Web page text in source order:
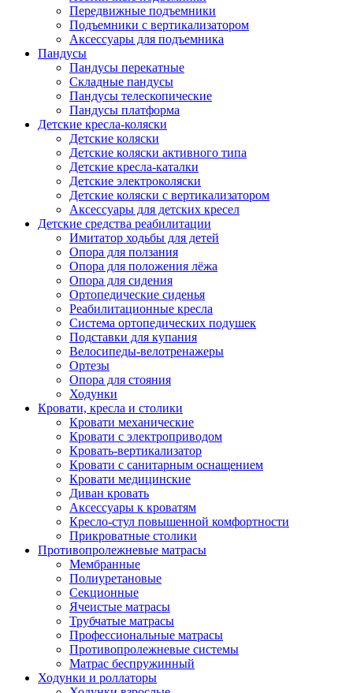
Передвижные подъемники
Подъемники с вертикализатором
Аксессуары для подъемника
Пандусы
Пандусы перекатные
Складные пандусы
Пандусы телескопические
Пандусы платформа
Детские кресла-коляски
Детские коляски
Детские коляски активного типа
Детские кресла-каталки
Детские электроколяски
Детские коляски с вертикализатором
Аксессуары для детских кресел
Детские средства реабилитации
Имитатор ходьбы для детей
Опора для ползания
Опора для положения лёжа
Опора для сидения
Ортопедические сиденья
Реабилитационные кресла
Система ортопедических подушек
Подставки для купания
Велосипеды-велотренажеры
Ортезы
Опора для стояния
Ходунки
Кровати, кресла и столики
Кровати механические
Кровати с электроприводом
Кровать-вертикализатор
Кровати с санитарным оснащением
Кровати медицинские
Диван кровать
Аксессуары к кроватям
Кресло-стул повышенной комфортности
Прикроватные столики
Противопролежневые матрасы
Мембранные
Полиуретановые
Секционные
Ячеистые матрасы
Трубчатые матрасы
Профессиональные матрасы
Противопролежневые системы
Матрас беспружинный
Ходунки и роллаторы